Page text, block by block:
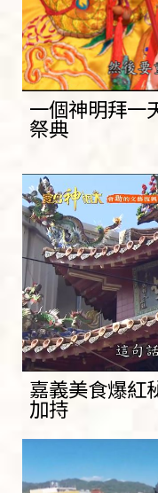
一個神明拜一
祭典
嘉義美食爆紅
加持